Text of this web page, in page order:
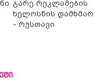
გარე რეკლამების
ხელოსნის
- რუსთავი